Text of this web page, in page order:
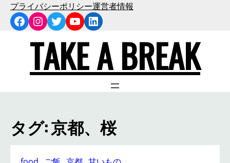
プライバシーポリシー運営者情報
Facebook
Instagram
Twitter
YouTube
LinkedIn
TAKE A BREAK
タグ:京都、桜